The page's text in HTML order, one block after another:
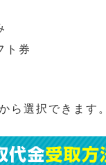
ト券
ら選択できます。